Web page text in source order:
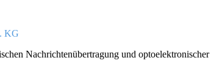
KG
Nachrichtenübertragung und optoelektronischer